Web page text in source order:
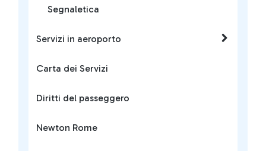
Segnaletica
Servizi in aeroporto
Carta dei Servizi
Diritti del passeggero
Newton Rome